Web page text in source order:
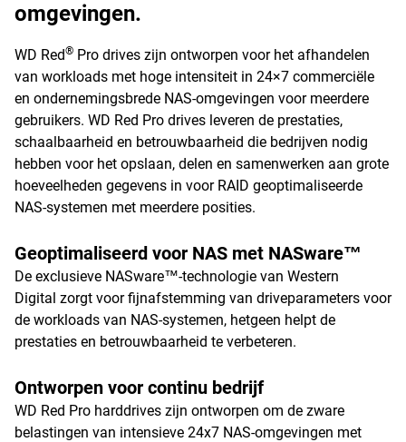
omgevingen.
WD Red® Pro drives zijn ontworpen voor het afhandelen
van workloads met hoge intensiteit in 24×7 commerciële
en ondernemingsbrede NAS-omgevingen voor meerdere
gebruikers. WD Red Pro drives leveren de prestaties,
schaalbaarheid en betrouwbaarheid die bedrijven nodig
hebben voor het opslaan, delen en samenwerken aan grote
hoeveelheden gegevens in voor RAID geoptimaliseerde
NAS-systemen met meerdere posities.
Geoptimaliseerd voor NAS met NASware™
De exclusieve NASware™-technologie van Western
Digital zorgt voor fijnafstemming van driveparameters voor
de workloads van NAS-systemen, hetgeen helpt de
prestaties en betrouwbaarheid te verbeteren.
Ontworpen voor continu bedrijf
WD Red Pro harddrives zijn ontworpen om de zware
belastingen van intensieve 24x7 NAS-omgevingen met